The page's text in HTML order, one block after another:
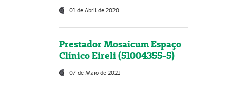
01 de Abril de 2020
Prestador Mosaicum Espaço
Clínico Eireli (51004355-5)
07 de Maio de 2021